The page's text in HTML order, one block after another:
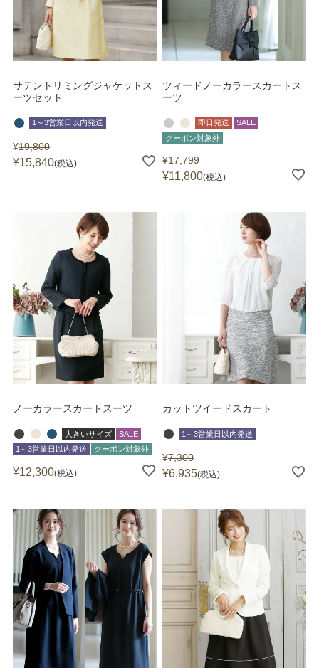
サテントリミングジャケットス
ーツセット
1～3営業日以内発送
¥19,800
¥15,840 税込
ツィードノーカラースカートス
ーツ
即日発送
SALE
クーポン対象外
¥17,799
¥11,800 税込
ノーカラースカートスーツ
大きいサイズ
SALE
1～3営業日以内発送
クーポン対象外
¥12,300 税込
カットツイードスカート
1～3営業日以内発送
¥7,300
¥6,935 税込